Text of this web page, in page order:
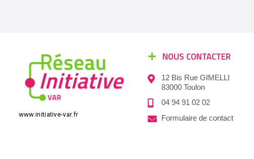
www.initiative-var.fr
NOUS CONTACTER
12 Bis Rue GIMELLI
83000 Toulon
04 94 91 02 02
Formulaire de contact